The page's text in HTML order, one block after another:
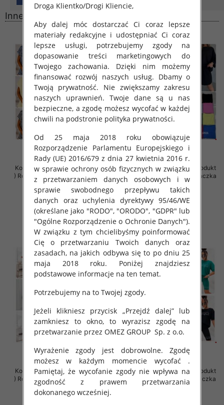
Inne produkty
Komplet damskie (Polska produkt
) Roz Standard , Mix Kolor Paczka
5 szt
57.00 zł
szczegóły
Komplet damskie (Polska produkt
) Roz Standard , Mix Kolor Paczka
5 szt
65.00 zł
szczegóły
Komplet damskie (Polska produkt
) Roz Standard , Mix Kolor Paczka
5 szt
Komplet damskie (Polska produkt
) Roz Standard, Mix Kolor Paczka
5 szt
Droga Klientko/Drogi Kliencie,
Aby dalej móc dostarczać Ci coraz lepsze
materiały redakcyjne i udostępniać Ci coraz
lepsze usługi, potrzebujemy zgody na
dopasowanie treści marketingowych do
Twojego zachowania. Dzięki nim możemy
finansować rozwój naszych usług. Dbamy o
Twoją prywatność. Nie zwiększamy zakresu
naszych uprawnień. Twoje dane są u nas
bezpieczne, a zgodę możesz wycofać w każdej
chwili na podstronie polityka prywatności.
Od 25 maja 2018 roku obowiązuje
Rozporządzenie Parlamentu Europejskiego i
Rady (UE) 2016/679 z dnia 27 kwietnia 2016 r.
w sprawie ochrony osób fizycznych w związku
z przetwarzaniem danych osobowych i w
sprawie swobodnego przepływu takich
danych oraz uchylenia dyrektywy 95/46/WE
(określane jako "RODO", "ORODO", "GDPR" lub
"Ogólne Rozporządzenie o Ochronie Danych").
W związku z tym chcielibyśmy poinformować
Cię o przetwarzaniu Twoich danych oraz
zasadach, na jakich odbywa się to po dniu 25
maja 2018 roku. Poniżej znajdziesz
podstawowe informacje na ten temat.
Potrzebujemy na to Twojej zgody.
Jeżeli klikniesz przycisk „Przejdź dalej” lub
zamkniesz to okno, to wyrazisz zgodę na
przetwarzanie przez OMEZ GROUP Sp. z o.o.
Wyrażenie zgody jest dobrowolne. Zgodę
możesz w każdym momencie wycofać .
Pamiętaj, że wycofanie zgody nie wpływa na
zgodność z prawem przetwarzania
dokonanego wcześniej.